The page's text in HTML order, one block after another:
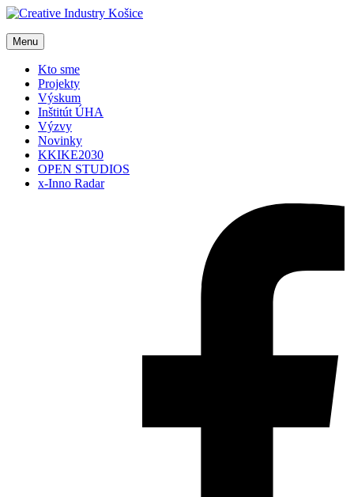
Menu
Kto sme
Projekty
Výskum
Inštitút ÚHA
Výzvy
Novinky
KKIKE2030
OPEN STUDIOS
x-Inno Radar